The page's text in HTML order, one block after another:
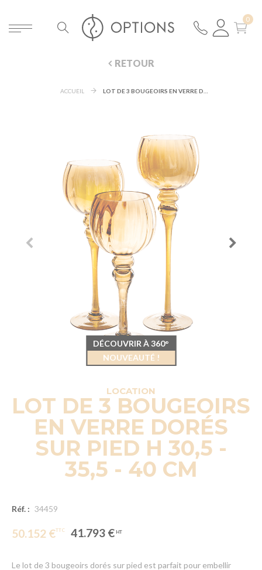
RETOUR
ACCUEIL
LOCATION
LOT DE 3 BOUGEOIRS
EN VERRE DORÉS
SUR PIED H 30,5 -
35,5 - 40 CM
Réf. : 34459
50.152 € 41.793 €
Le lot de 3 bougeoirs dorés sur pied est parfait pour embellir
DÉCOUVRIR À 360°
NOUVEAUTÉ !